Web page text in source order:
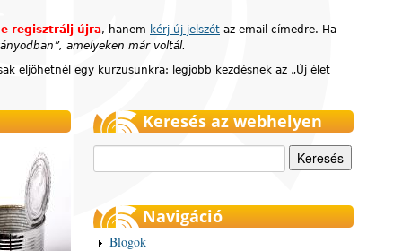
regisztrálj újra, hanem kérj új jelszót az email címedre. Ha
amelyeken már voltál.
eljöhetnél egy kurzusunkra: legjobb kezdésnek az „Új élet
Keresés az webhelyen
Navigáció
Blogok